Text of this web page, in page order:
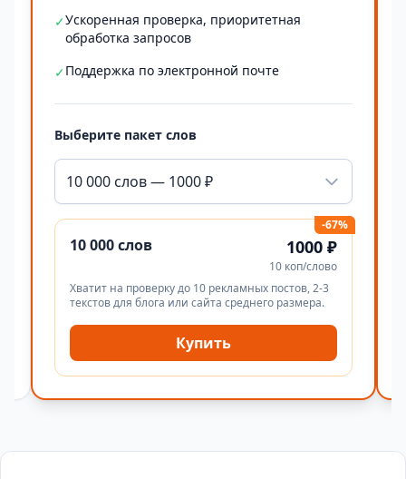
✓Ускоренная проверка, приоритетная
обработка запросов
✓Поддержка по электронной почте
Выберите пакет слов
10 000 слов — 1000 ₽
-67%
10 000 слов 1000 ₽
10 коп/слово
Хватит на проверку до 10 рекламных постов, 2-3
текстов для блога или сайта среднего размера.
Купить